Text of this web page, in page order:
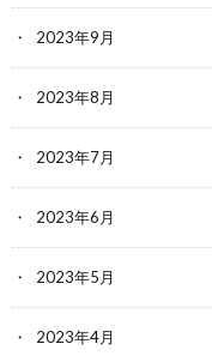
2023年9月
2023年8月
2023年7月
2023年6月
2023年5月
2023年4月